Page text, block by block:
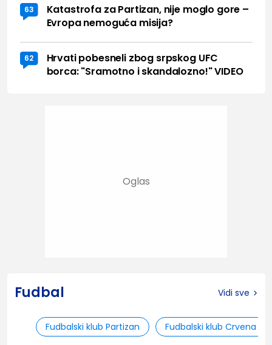
63
Katastrofa za Partizan, nije moglo gore –
Evropa nemoguća misija?
62
Hrvati pobesneli zbog srpskog UFC
borca: "Sramotno i skandalozno!" VIDEO
Fudbal Vidi sve
Fudbalski klub Partizan Fudbalski klub Crvena